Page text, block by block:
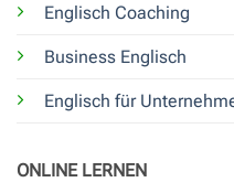
Englisch Coaching
Business Englisch
Englisch für
ONLINE LERNEN